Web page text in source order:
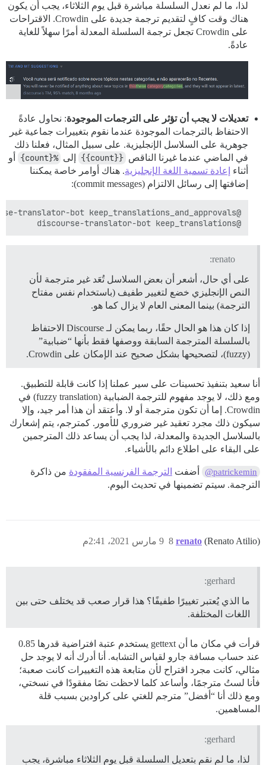
لذا، ما لم نعدل السلسلة مباشرة قبل يوم الثلاثاء، يجب أن يكون
هناك وقت كافٍ لتقديم ترجمة جديدة على Crowdin. الاقتراحات
على Crowdin تجعل ترجمة السلسلة المعدلة أمرًا سهلاً للغاية
عادةً.
تعديلات لا يجب أن تؤثر على الترجمات الموجودة: نحاول عادةً
الاحتفاظ بالترجمات الموجودة عندما نقوم بتغييرات جماعية غير
جوهرية على السلاسل الإنجليزية. على سبيل المثال، فعلنا ذلك
في الماضي عندما غيرنا الناقص {{count}} إلى %{count}
أو
أثناء
إعادة تسمية اللغة الإنجليزية. هناك أوامر خاصة يمكننا
إضافتها إلى رسائل الالتزام (commit messages):
@discourse-translator-bot keep_translations
renato:
على أي حال، أشعر أن بعض السلاسل تُعَد غير مترجمة لأن
النص الإنجليزي خضع لتغيير طفيف (باستخدام نفس مفتاح
الترجمة) بينما المعنى العام لا يزال كما هو.
إذا كان هذا هو الحال حقًا، ربما يمكن لـ Discourse الاحتفاظ
بالسلسلة المترجمة السابقة ووصفها فقط بأنها “ضبابية”
(fuzzy)، لتصحيحها بشكل صحيح عند الإمكان على Crowdin.
أنا سعيد بتنفيذ تحسينات على سير عملنا إذا كانت قابلة للتطبيق.
ومع ذلك، لا يوجد مفهوم للترجمة الضبابية (fuzzy translation) في
Crowdin. إما أن تكون مترجمة أو لا. وأعتقد أن هذا أمر جيد، وإلا
سيكون ذلك مجرد تعقيد غير ضروري للأمور. كمترجم، يتم إشعارك
بالسلاسل الجديدة والمعدلة، لذا يجب أن يساعد ذلك المترجمين
على البقاء على اطلاع دائم بالأشياء.
@patrickemin أضفت الترجمة الفرنسية المفقودة من ذاكرة
الترجمة. سيتم تضمينها في تحديث اليوم.
renato (Renato Atilio) 9 مارس 2021، 2:41م 8
gerhard:
ما الذي يُعتبر تغييرًا طفيفًا؟ هذا قرار صعب قد يختلف حتى بين
اللغات المختلفة.
قرأت في مكان ما أن gettext يستخدم عتبة افتراضية قدرها 0.85
عند حساب مسافة جارو لقياس التشابه. أنا أدرك أنه لا يوجد حل
مثالي، كانت مجرد اقتراح لأن متابعة هذه التغييرات كانت صعبة؛
فأنا لستُ مترجمًا، وأساعد كلما لاحظت نصًا مفقودًا في نسختي،
ومع ذلك أنا “أفضل” مترجم للغتي على كراودين بسبب قلة
المساهمين.
gerhard:
لذا، ما لم نقم بتعديل السلسلة قبل يوم الثلاثاء مباشرة، يجب